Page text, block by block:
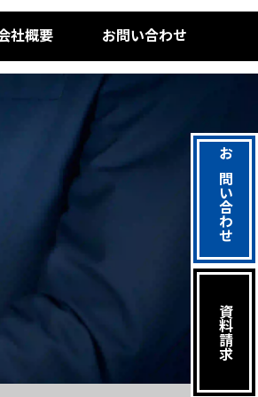
社概要 お問い合わせ
お問い合わせ
資料請求